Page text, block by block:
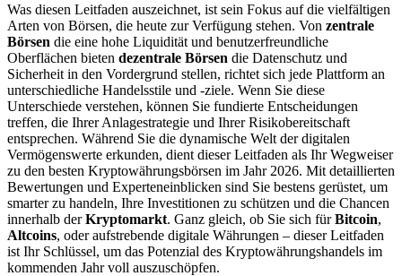
Was diesen Leitfaden auszeichnet, ist sein Fokus auf die vielfältigen
Arten von Börsen, die heute zur Verfügung stehen. Von zentrale
Börsen die eine hohe Liquidität und benutzerfreundliche
Oberflächen bieten dezentrale Börsen die Datenschutz und
Sicherheit in den Vordergrund stellen, richtet sich jede Plattform an
unterschiedliche Handelsstile und -ziele. Wenn Sie diese
Unterschiede verstehen, können Sie fundierte Entscheidungen
treffen, die Ihrer Anlagestrategie und Ihrer Risikobereitschaft
entsprechen. Während Sie die dynamische Welt der digitalen
Vermögenswerte erkunden, dient dieser Leitfaden als Ihr Wegweiser
zu den besten Kryptowährungsbörsen im Jahr 2026. Mit detaillierten
Bewertungen und Experteneinblicken sind Sie bestens gerüstet, um
smarter zu handeln, Ihre Investitionen zu schützen und die Chancen
innerhalb derKryptomarkt. Ganz gleich, ob Sie sich fürBitcoin,
Altcoins, oder aufstrebende digitale Währungen – dieser Leitfaden
ist Ihr Schlüssel, um das Potenzial des Kryptowährungshandels im
kommenden Jahr voll auszuschöpfen.